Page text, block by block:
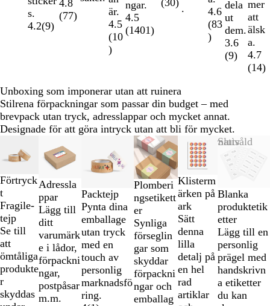
s.
4.2(9)
4.8
(77)
är.
4.5
(10
)
ngar.
4.5
(1401)
.
4.6
(83
)
dela
ut
dem.
3.6
(9)
mer
att
älsk
a.
4.7
(14)
Unboxing som imponerar utan att ruinera
Stilrena förpackningar som passar din budget – med
brevpack utan tryck, adresslappar och mycket annat.
Designade för att göra intryck utan att bli för mycket.
Förtryck
t
Fragile-
tejp
Se till
att
ömtåliga
produkte
r
skyddas
Adressla
ppar
Lägg till
ditt
varumärk
e i lådor,
förpackni
ngar,
postpåsar
m.m.
Nya alternativ
Packtejp
Pynta dina
emballage
utan tryck
med en
touch av
personlig
marknadsfö
ring.
Nya alternativ
Plomberi
ngsetikett
er
Synliga
förseglin
gar som
skyddar
förpackni
ngar och
emballag
Nya alternativ
Klisterm
ärken på
ark
Sätt
denna
lilla
detalj på
en hel
rad
artiklar
Slutsåld
Blanka
produktetik
etter
Lägg till en
personlig
prägel med
handskrivn
a etiketter
du kan
till
2
av
6